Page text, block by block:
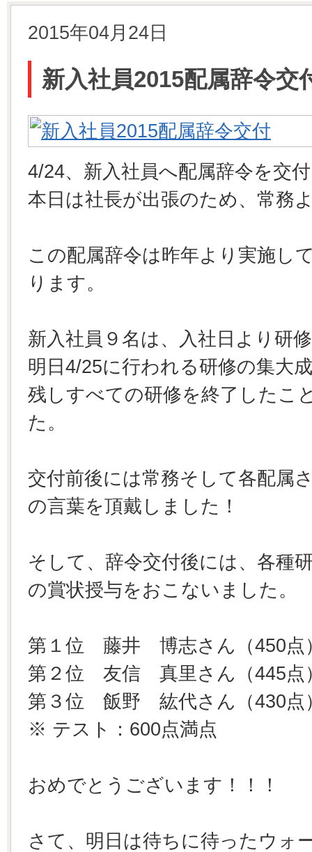
2015年04月24日
新入社員2015配属辞令交
4/24、新入社員へ配属辞令を交
本日は社長が出張のため、常務
この配属辞令は昨年より実施し
ります。
新入社員９名は、入社日より研
明日4/25に行われる研修の集大
残しすべての研修を終了したこ
た。
交付前後には常務そして各配属
の言葉を頂戴しました！
そして、辞令交付後には、各種
の賞状授与をおこないました。
第１位 藤井 博志さん（450点
第２位 友信 真里さん（445点
第３位 飯野 紘代さん（430点
※ テスト：600点満点
おめでとうございます！！！
さて、明日は待ちに待ったウォ